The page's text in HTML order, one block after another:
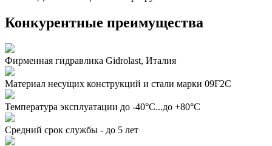
Конкурентные преимущества
Фирменная гидравлика Gidrolast, Италия
Материал несущих конструкций и стали марки 09Г2С
Температура эксплуатации до -40°С...до +80°С
Средний срок службы - до 5 лет